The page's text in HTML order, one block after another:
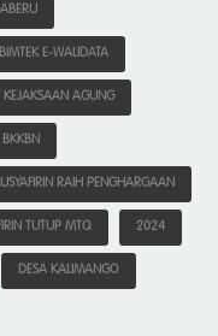
BIMTEK E-WALIDATA
KEJAKSAAN AGUNG
RAIH PENGHARGAAN
TUTUP MTQ 2024
DESA KALIMANGO